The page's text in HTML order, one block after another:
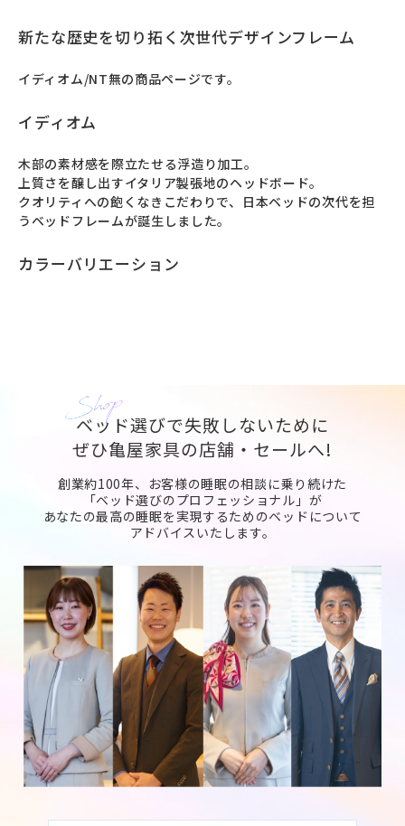
新たな歴史を切り拓く次世代デザインフレーム
イディオム/NT無の商品ページです。
イディオム
⽊部の素材感を際⽴たせる浮造り加⼯。
上質さを醸し出すイタリア製張地のヘッドボード。
クオリティへの飽くなきこだわりで、日本ベッドの次代を担
うベッドフレームが誕⽣しました。
カラーバリエーション
ベッド選びで失敗しないために
ぜひ亀屋家具の店舗・セールへ!
創業約100年、お客様の睡眠の相談に乗り続けた
「ベッド選びのプロフェッショナル」が
あなたの最高の睡眠を実現するためのベッドについて
アドバイスいたします。